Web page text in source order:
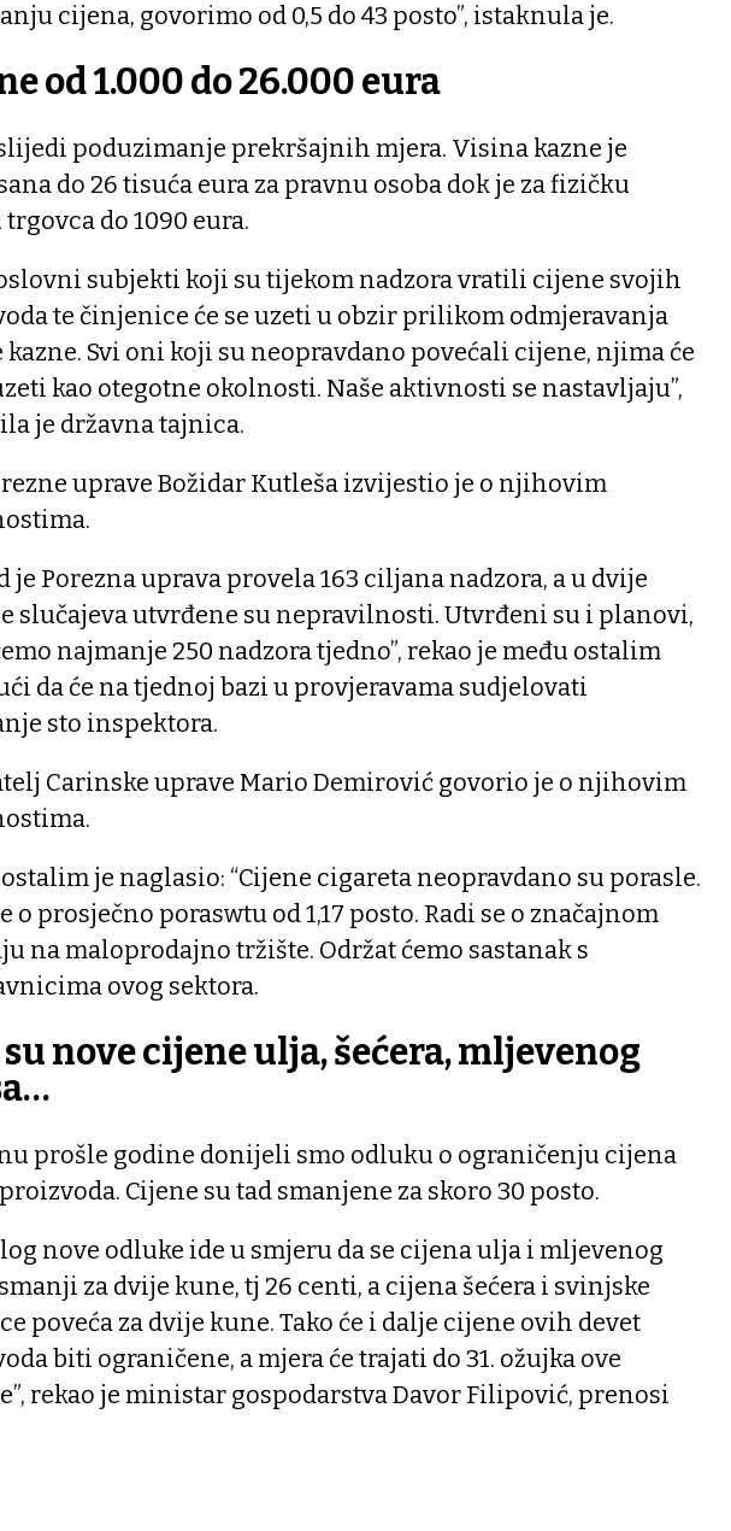
cijena, govorimo od 0,5 do 43 posto”, istaknula je.
od 1.000 do 26.000 eura
poduzimanje prekršajnih mjera. Visina kazne je
do 26 tisuća eura za pravnu osoba dok je za fizičku
trgovca do 1090 eura.
subjekti koji su tijekom nadzora vratili cijene svojih
te činjenice će se uzeti u obzir prilikom odmjeravanja
Svi oni koji su neopravdano povećali cijene, njima će
kao otegotne okolnosti. Naše aktivnosti se nastavljaju”,
je državna tajnica.
uprave Božidar Kutleša izvijestio je o njihovim
je Porezna uprava provela 163 ciljana nadzora, a u dvije
slučajeva utvrđene su nepravilnosti. Utvrđeni su i planovi,
najmanje 250 nadzora tjedno”, rekao je među ostalim
da će na tjednoj bazi u provjeravama sudjelovati
sto inspektora.
Carinske uprave Mario Demirović govorio je o njihovim
je naglasio: “Cijene cigareta neopravdano su porasle.
o prosječno poraswtu od 1,17 posto. Radi se o značajnom
na maloprodajno tržište. Održat ćemo sastanak s
ovog sektora.
su nove cijene ulja, šećera, mljevenog
prošle godine donijeli smo odluku o ograničenju cijena
Cijene su tad smanjene za skoro 30 posto.
nove odluke ide u smjeru da se cijena ulja i mljevenog
za dvije kune, tj 26 centi, a cijena šećera i svinjske
poveća za dvije kune. Tako će i dalje cijene ovih devet
biti ograničene, a mjera će trajati do 31. ožujka ove
rekao je ministar gospodarstva Davor Filipović, prenosi